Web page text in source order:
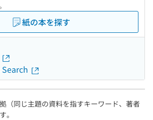
紙の本を探す
（同じ主題の資料を指すキーワード、著者
。